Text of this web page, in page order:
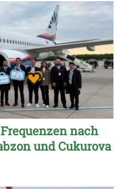
nach
und Cukurova